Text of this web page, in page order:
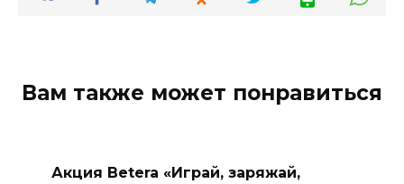
Вам также может понравиться
Акция Betera «Играй, заряжай,